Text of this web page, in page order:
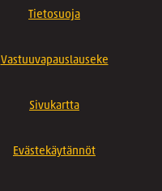
Tietosuoja
Vastuuvapauslauseke
Sivukartta
Evästekäytännöt